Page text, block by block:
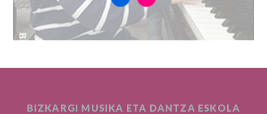
BIZKARGI MUSIKA ETA DANTZA ESKOLA